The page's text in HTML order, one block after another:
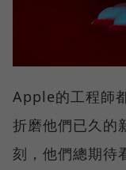
Apple的工程師
折磨他們已久的
刻，他們總期待